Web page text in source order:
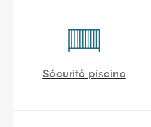
Sécurité piscine